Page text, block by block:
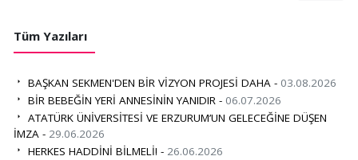
Tüm Yazıları
BAŞKAN SEKMEN'DEN BİR VİZYON PROJESİ DAHA - 03.08.2026
BİR BEBEĞİN YERİ ANNESİNİN YANIDIR - 06.07.2026
ATATÜRK ÜNİVERSİTESİ VE ERZURUM’UN GELECEĞİNE DÜŞEN
İMZA - 29.06.2026
HERKES HADDİNİ BİLMELİ! - 26.06.2026